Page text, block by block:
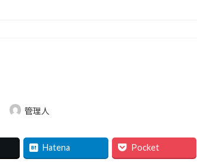
管理人
Hatena Pocket